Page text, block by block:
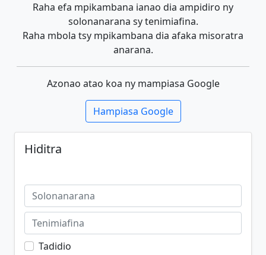
Raha efa mpikambana ianao dia ampidiro ny
solonanarana sy tenimiafina.
Raha mbola tsy mpikambana dia afaka misoratra
anarana.
Azonao atao koa ny mampiasa Google
Hampiasa Google
Hiditra
Tadidio